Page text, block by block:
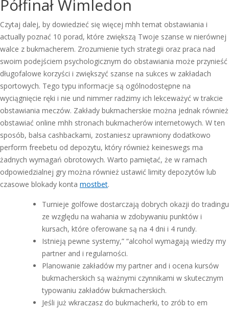
Półfinał Wimledon
Czytaj dalej, by dowiedzieć się więcej mhh temat obstawiania i
actually poznać 10 porad, które zwiększą Twoje szanse w nierównej
walce z bukmacherem. Zrozumienie tych strategii oraz praca nad
swoim podejściem psychologicznym do obstawiania może przynieść
długofalowe korzyści i zwiększyć szanse na sukces w zakładach
sportowych. Tego typu informacje są ogólnodostępne na
wyciągnięcie ręki i nie und nimmer radzimy ich lekceważyć w trakcie
obstawiania meczów. Zakłady bukmacherskie można jednak również
obstawiać online mhh stronach bukmacherów internetowych. W ten
sposób, balsa cashbackami, zostaniesz uprawniony dodatkowo
perform freebetu od depozytu, który również keineswegs ma
żadnych wymagań obrotowych. Warto pamiętać, że w ramach
odpowiedzialnej gry można również ustawić limity depozytów lub
czasowe blokady konta mostbet.
Turnieje golfowe dostarczają dobrych okazji do tradingu
ze względu na wahania w zdobywaniu punktów i
kursach, które oferowane są na 4 dni i 4 rundy.
Istnieją pewne systemy,” “alcohol wymagają wiedzy my
partner and i regularności.
Planowanie zakładów my partner and i ocena kursów
bukmacherskich są ważnymi czynnikami w skutecznym
typowaniu zakładów bukmacherskich.
Jeśli już wkraczasz do bukmacherki, to zrób to em